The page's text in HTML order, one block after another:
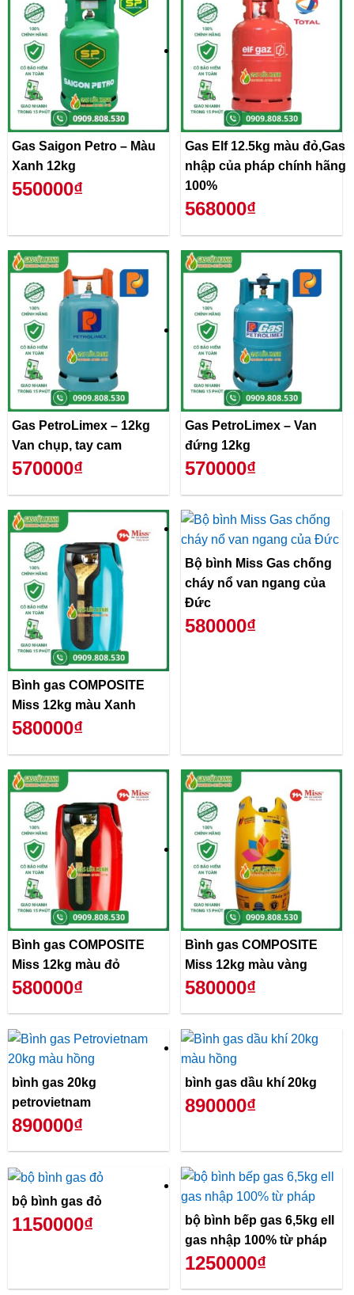
Gas Saigon Petro – Màu
Xanh 12kg
550000₫
Gas Elf 12.5kg màu đỏ,Gas
nhập của pháp chính hãng
100%
568000₫
Gas PetroLimex – 12kg
Van chụp, tay cam
570000₫
Gas PetroLimex – Van
đứng 12kg
570000₫
Bình gas COMPOSITE
Miss 12kg màu Xanh
580000₫
Bộ bình Miss Gas chống
cháy nổ van ngang của
Đức
580000₫
Bình gas COMPOSITE
Miss 12kg màu đỏ
580000₫
Bình gas COMPOSITE
Miss 12kg màu vàng
580000₫
bình gas 20kg
petrovietnam
890000₫
bình gas dầu khí 20kg
890000₫
bộ bình gas đỏ
1150000₫
bộ bình bếp gas 6,5kg ell
gas nhập 100% từ pháp
1250000₫